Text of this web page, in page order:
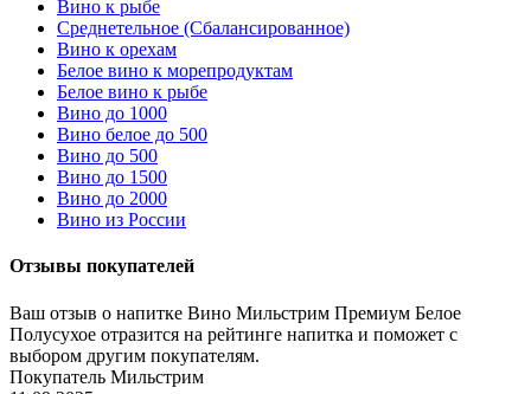
Вино к рыбе
Среднетельное (Сбалансированное)
Вино к орехам
Белое вино к морепродуктам
Белое вино к рыбе
Вино до 1000
Вино белое до 500
Вино до 500
Вино до 1500
Вино до 2000
Вино из России
Отзывы покупателей
Ваш отзыв о напитке Вино Мильстрим Премиум Белое
Полусухое отразится на рейтинге напитка и поможет с
выбором другим покупателям.
Покупатель Мильстрим